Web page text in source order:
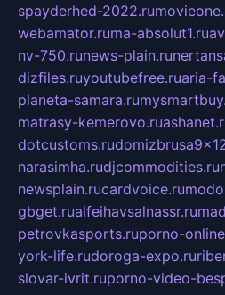
spayderhed-2022.ru
webamator.ruma-absolut1.ru
nv-750.runews-plain.ru
dizfiles.ruyoutubefree.ruaria-
planeta-samara.ru
matrasy-kemerovo.ru
dotcustoms.ru
narasimha.rudjcommodities.ru
newsplain.rucardvoice.ru
gbget.rualfeihavsalnassr.ru
petrovkasports.ruporno-
york-life.rudoroga-expo.ru
slovar-ivrit.ruporno-video-